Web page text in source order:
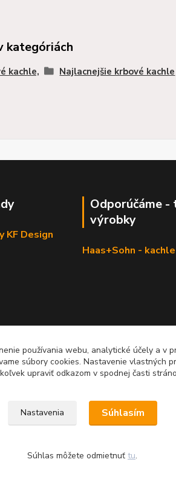
kategóriách
kachle,
Najlacnejšie krbové kachle
KF Design
Odporúčáme -
výrobky
Haas+Sohn -
používania webu, analytické účely a v
súbory cookies. Nastavenie vlastných
upraviť odkazom v spodnej časti
Nastavenia Súhlasím
Súhlas môžete odmietnuť tu.